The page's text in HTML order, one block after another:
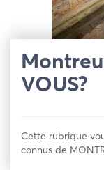
VOUS?
Cette rubrique
connus de